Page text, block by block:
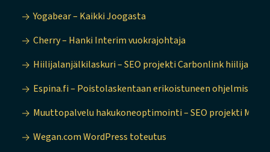
Yogabear – Kaikki Joogasta
Cherry – Hanki Interim vuokrajohtaja
Hiilijalanjälkilaskuri – SEO projekti Carbonlink
Espina.fi – Poistolaskentaan erikoistuneen
Muuttopalvelu hakukone­optimointi – SEO projekti
Wegan.com WordPress toteutus